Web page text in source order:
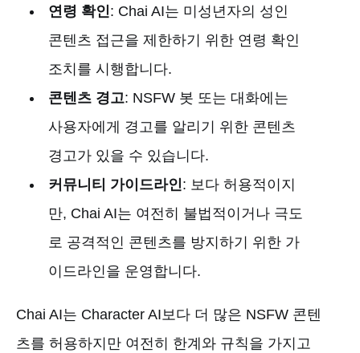
연령 확인: Chai AI는 미성년자의 성인
콘텐츠 접근을 제한하기 위한 연령 확인
조치를 시행합니다.
콘텐츠 경고: NSFW 봇 또는 대화에는
사용자에게 경고를 알리기 위한 콘텐츠
경고가 있을 수 있습니다.
커뮤니티 가이드라인: 보다 허용적이지
만, Chai AI는 여전히 불법적이거나 극도
로 공격적인 콘텐츠를 방지하기 위한 가
이드라인을 운영합니다.
Chai AI는 Character AI보다 더 많은 NSFW 콘텐
츠를 허용하지만 여전히 한계와 규칙을 가지고